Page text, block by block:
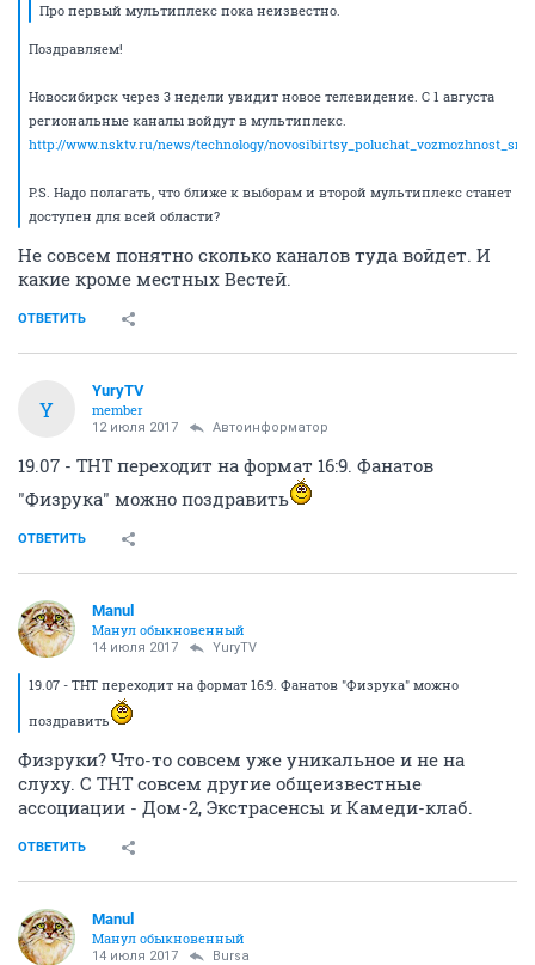
Про первый мультиплекс пока неизвестно.
Поздравляем!
Новосибирск через 3 недели увидит новое телевидение. С 1 августа
региональные каналы войдут в мультиплекс.
http://www.nsktv.ru/news/technology/
P.S. Надо полагать, что ближе к выборам и второй мультиплекс станет
доступен для всей области?
Не совсем понятно сколько каналов туда войдет. И
какие кроме местных Вестей.
ОТВЕТИТЬ
Y
YuryTV
member
12 июля 2017 Автоинформатор
19.07 - ТНТ переходит на формат 16:9. Фанатов
"Физрука" можно поздравить
ОТВЕТИТЬ
Manul
Манул обыкновенный
14 июля 2017 YuryTV
19.07 - ТНТ переходит на формат 16:9. Фанатов "Физрука" можно
поздравить
Физруки? Что-то совсем уже уникальное и не на
слуху. С ТНТ совсем другие общеизвестные
ассоциации - Дом-2, Экстрасенсы и Камеди-клаб.
ОТВЕТИТЬ
Manul
Манул обыкновенный
14 июля 2017 Bursa